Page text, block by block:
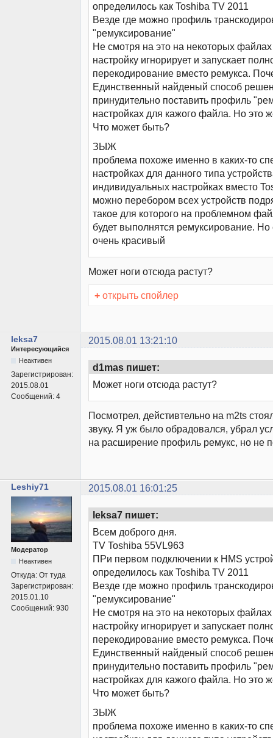
определилось как Toshiba TV 2011
Везде где можно профиль
"ремуксирование"
Не смотря на это на некоторых файлах
настройку игнорирует и запускает
перекодирование вместо ремукса.
Единственный найденый способ
принудительно поставить профиль
настройках для кажого файла. Но это
Что может быть?
ЗЫЖ
проблема похоже именно в каких-то
настройках для данного типа
индивидуальных настройках вместо
можно перебором всех устройств
такое для которого на проблемном
будет выполнятся ремуксирование.
очень красивый
Может ноги отсюда растут?
+ открыть спойлер
leksa7 2015.08.01 13:21:10
Интересующийся
Неактивен
Зарегистрирован:
2015.08.01
Сообщений: 4
d1mas пишет:
Может ноги отсюда растут?
Посмотрел, дейстивтельно на m2ts
звуку. Я уж было обрадовался, убрал
на расширение профиль ремукс, но не
Leshiy71 2015.08.01 16:01:25
Модератор
Неактивен
Откуда: От туда
Зарегистрирован:
2015.01.10
Сообщений: 930
leksa7 пишет:
Всем доброго дня.
TV Toshiba 55VL963
ПРи первом подключении к HMS
определилось как Toshiba TV 2011
Везде где можно профиль
"ремуксирование"
Не смотря на это на некоторых файлах
настройку игнорирует и запускает
перекодирование вместо ремукса.
Единственный найденый способ
принудительно поставить профиль
настройках для кажого файла. Но это
Что может быть?
ЗЫЖ
проблема похоже именно в каких-то